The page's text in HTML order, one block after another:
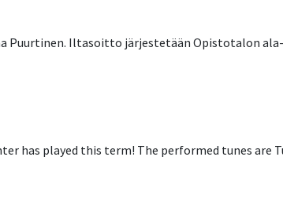
Puurtinen. Iltasoitto järjestetään Opistotalon
has played this term! The performed tunes are